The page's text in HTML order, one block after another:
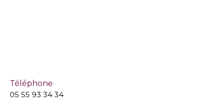
Téléphone
05 55 93 34 34